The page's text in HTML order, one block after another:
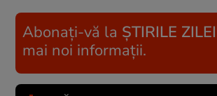
Abonați-vă la ȘTIRILE ZILEI
mai noi informații.